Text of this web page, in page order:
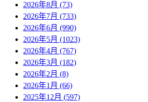
2026年8月 (73)
2026年7月 (733)
2026年6月 (990)
2026年5月 (1023)
2026年4月 (767)
2026年3月 (182)
2026年2月 (8)
2026年1月 (66)
2025年12月 (597)